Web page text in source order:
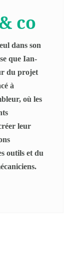
co
dans son
que Ian-
du projet
à
où les
leur
outils et du